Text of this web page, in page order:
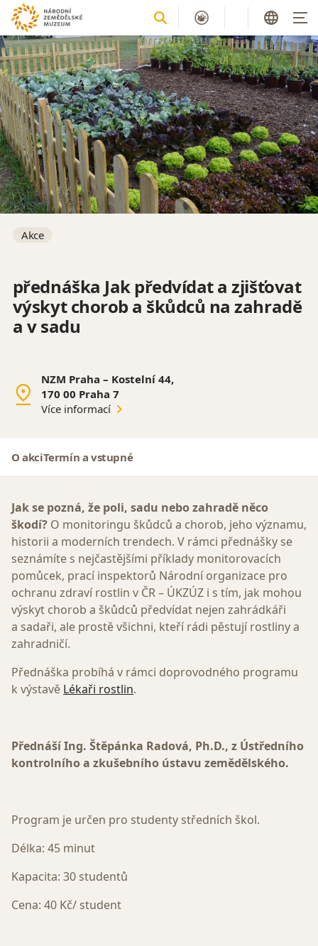
Akce
přednáška Jak předvídat a zjišťovat
výskyt chorob a škůdců na zahradě
a v sadu
NZM Praha – Kostelní 44,
170 00 Praha 7
Více informací
O akciTermín a vstupné
Jak se pozná, že poli, sadu nebo zahradě něco
škodí? O monitoringu škůdců a chorob, jeho významu,
historii a moderních trendech. V rámci přednášky se
seznámíte s nejčastějšími příklady monitorovacích
pomůcek, prací inspektorů Národní organizace pro
ochranu zdraví rostlin v ČR – ÚKZÚZ i s tím, jak mohou
výskyt chorob a škůdců předvídat nejen zahrádkáři
a sadaři, ale prostě všichni, kteří rádi pěstují rostliny a
zahradničí.
Přednáška probíhá v rámci doprovodného programu
k výstavě Lékaři rostlin.
Přednáší Ing. Štěpánka Radová, Ph.D., z Ústředního
kontrolního a zkušebního ústavu zemědělského.
Program je určen pro studenty středních škol.
Délka: 45 minut
Kapacita: 30 studentů
Cena: 40 Kč/ student